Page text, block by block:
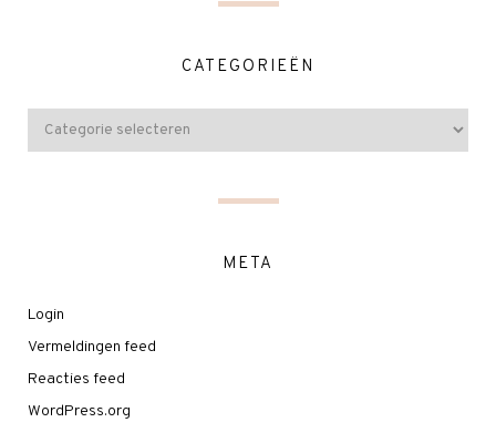
CATEGORIEËN
META
Login
Vermeldingen feed
Reacties feed
WordPress.org